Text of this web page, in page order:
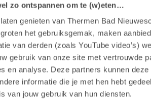
zo ontspannen om te (w)eten…
genieten van Thermen Bad
het gebruiksgemak, maken
van derden (zoals YouTube video’s)
gebruik van onze site met vertrouwde
en analyse. Deze partners kunnen deze
informatie die je met hen hebt
van jouw gebruik van hun diensten.